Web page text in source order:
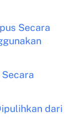
Secara
dari